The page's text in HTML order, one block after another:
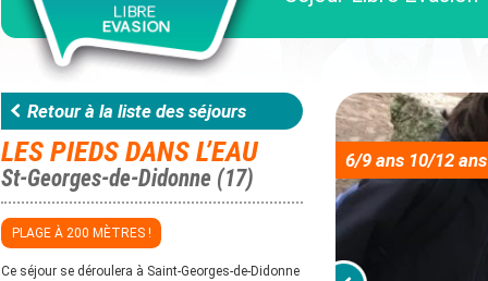
Retour à la liste des séjours
LES PIEDS DANS L’EAU
St-Georges-de-Didonne (17)
PLAGE À 200 MÈTRES !
Ce séjour se déroulera à Saint-Georges-de-Didonne
6/9 ans 10/12 ans